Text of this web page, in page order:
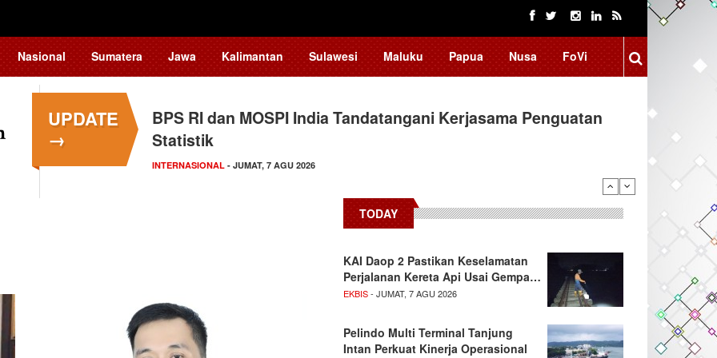
Nasional Sumatera Jawa Kalimantan Sulawesi Maluku Papua Nusa FoVi
UPDATE
→
BPS RI dan MOSPI India Tandatangani Kerjasama Penguatan
Statistik
INTERNASIONAL - JUMAT, 7 AGU 2026
TODAY
KAI Daop 2 Pastikan Keselamatan
Perjalanan Kereta Api Usai Gempa…
EKBIS- JUMAT, 7 AGU 2026
Pelindo Multi Terminal Tanjung
Intan Perkuat Kinerja Operasional